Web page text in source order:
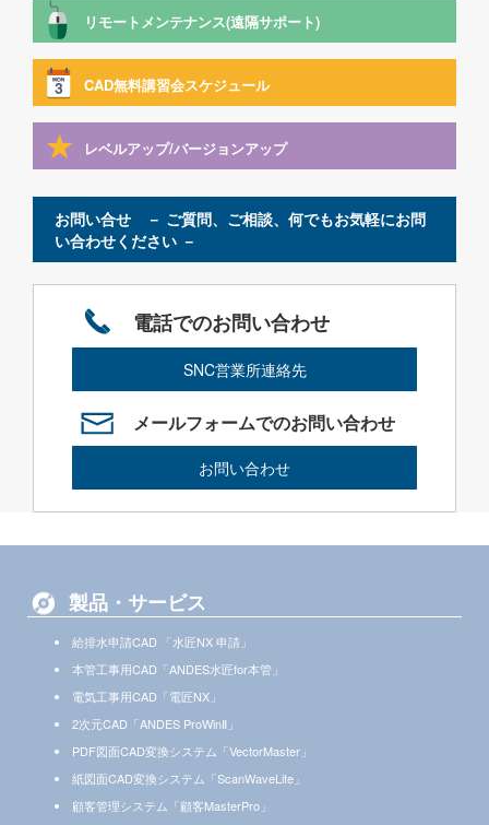
リモートメンテナンス(遠隔サポート)
CAD無料講習会スケジュール
レベルアップ/バージョンアップ
お問い合せ － ご質問、ご相談、何でもお気軽にお問
い合わせください －
電話でのお問い合わせ
SNC営業所連絡先
メールフォームでのお問い合わせ
お問い合わせ
製品・サービス
給排水申請CAD 「水匠NX 申請」
本管工事用CAD「ANDES水匠for本管」
電気工事用CAD「電匠NX」
2次元CAD「ANDES ProWinⅡ」
PDF図面CAD変換システム「VectorMaster」
紙図面CAD変換システム「ScanWaveLite」
顧客管理システム「顧客MasterPro」